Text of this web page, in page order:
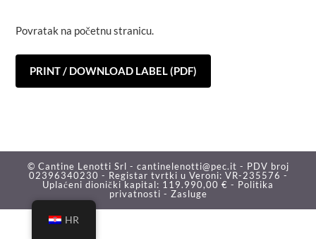
Povratak na početnu stranicu.
PRINT / DOWNLOAD LABEL (PDF)
© Cantine Lenotti Srl - cantinelenotti@pec.it - PDV broj
02396340230 - Registar tvrtki u Veroni: VR-235576 -
Uplaćeni dionički kapital: 119.990,00 € - Politika
privatnosti - Zasluge
HR